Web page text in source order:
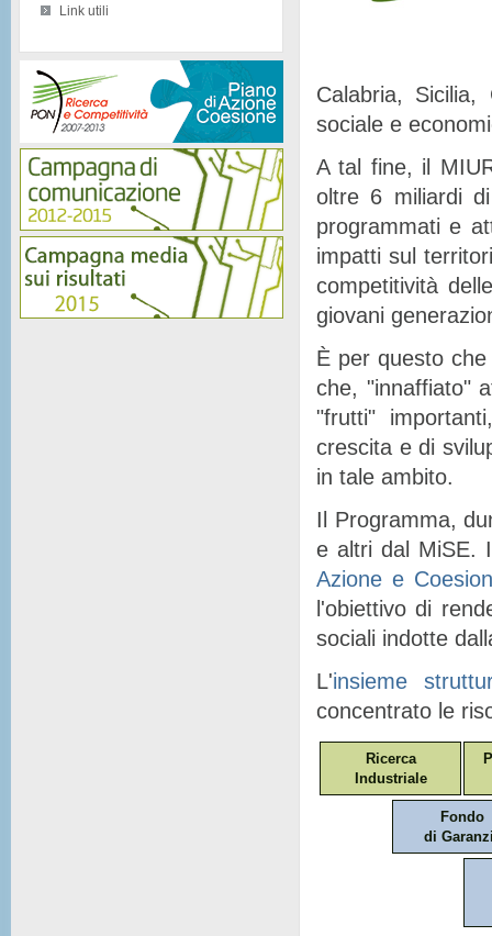
Link utili
Calabria, Sicilia,
sociale e
A tal fine, il
oltre 6 miliardi
programmati e
impatti sul
competitività
giovani
È per questo
che, "innaffiato"
"frutti"
crescita e di
in tale ambito.
Il Programma,
e altri dal MiSE.
Azione e
l'obiettivo di
sociali indotte
L'insieme
concentrato le
Ricerca
Industriale
Fondo
di